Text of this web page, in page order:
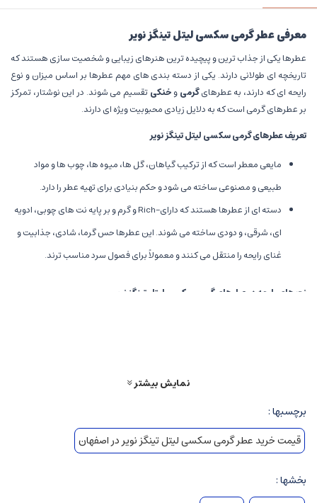
معرفی عطر گرمی سکسی لیتل تینگز نویر
عطرها یکی از جذاب ترین و پیچیده ترین هنرهای زیبایی و شخصیت سازی هستند که
تاریخچه ای طولانی دارند. یکی از دسته بندی های مهم عطرها بر اساس میزان و نوع
رایحه ای که دارند، به عطرهایگرمیوخنکیتقسیم می شوند. در این نوشتار، تمرکز
بر عطرهای گرمی است که به دلایل زیادی محبوبیت ویژه ای دارند.
تعریف عطرهای گرمی سکسی لیتل تینگز نویر
مایعی معطر است که از ترکیب گیاهان، گل ها، میوه ها، چوب ها و مواد
طبیعی و مصنوعی ساخته می شود و حکم بنیادی برای تهیه عطر را دارد.
دسته ای از عطرها هستند که دارای-Rich و گرم و بر پایه نت های چوبی، ادویه
ای، شرقی، و دودی ساخته می شوند. این عطرها حس گرما، شادی، جذابیت و
غنای رایحه را منتقل می کنند و معمولاً برای فصول سرد مناسب ترند.
نت های رایحه در عطرهای گرمی سکسی لیتل تینگز نویر
نت میانی
می شوند، معمولاً شامل گل ها و ادویه ها می شوند.
نت پایه
(Base notes): نت های پایانی و بادوام ترین قسمت، که حس گرما و
غنا را ایجاد می کنند، مانند چوب، عنبر، مشک و دودی.
نمایش بیشتر
برچسبها :
قیمت خرید عطر گرمی سکسی لیتل تینگز نویر در اصفهان
بخشها :